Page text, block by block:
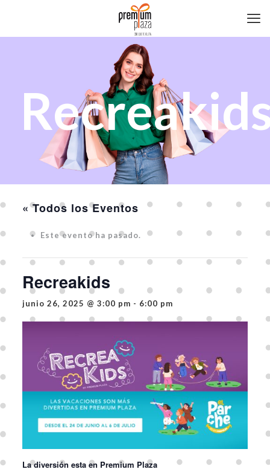
« Todos los Eventos
Este evento ha pasado.
Recreakids
junio 26, 2025 @ 3:00 pm - 6:00 pm
La diversión esta en Premium Plaza